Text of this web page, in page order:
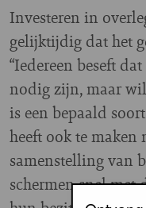
Investeren in
gelijktijdig dat het
“Iedereen beseft
nodig zijn, maar
is een bepaald
heeft ook te maken
samenstelling van
schermen snel